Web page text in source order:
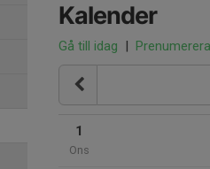
Kalender
Gå till idag | Prenumerera
1
Ons